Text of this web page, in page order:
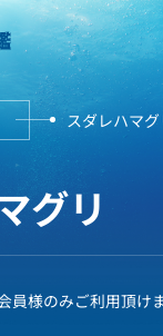
スダレハマグ
グリ
員様のみご利用頂けま